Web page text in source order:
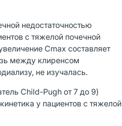
недостаточностью
с тяжелой почечной
Сmах составляет
между клиренсом
не изучалась.
Child-Pugh от 7 до 9)
у пациентов с тяжелой